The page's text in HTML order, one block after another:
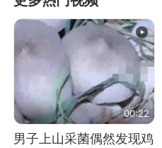
00:22
男子上山采菌偶然发现鸡